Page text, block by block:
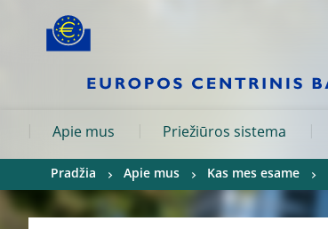
Skip to:
Apie mus Priežiūros sistema
Pradžia Apie mus Kas mes esame